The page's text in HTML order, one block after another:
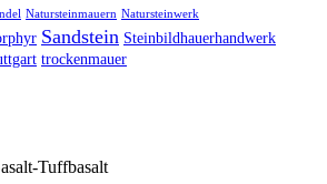
Natursteinmauern Natursteinwerk
Sandstein Steinbildhauerhandwerk
trockenmauer
Tuffbasalt